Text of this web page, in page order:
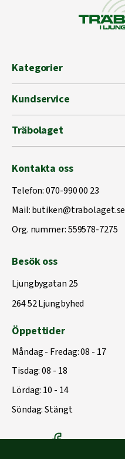
Kategorier
Kundservice
Träbolaget
Kontakta oss
Telefon:070-990 00 23
Mail:butiken@trabolaget.se
Org. nummer: 559578-7275
Besök oss
Ljungbygatan 25
264 52 Ljungbyhed
Öppettider
Måndag - Fredag: 08 - 17
Tisdag: 08 - 18
Lördag: 10 - 14
Söndag: Stängt